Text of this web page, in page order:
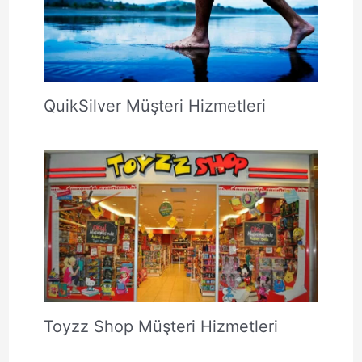
QuikSilver Müşteri Hizmetleri
Toyzz Shop Müşteri Hizmetleri